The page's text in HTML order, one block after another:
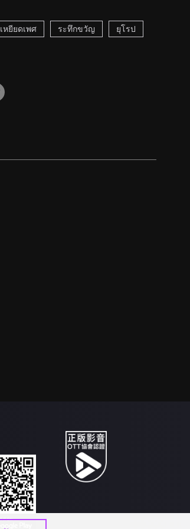
เหยียดเพศ ระทึกขวัญ ยุโรป